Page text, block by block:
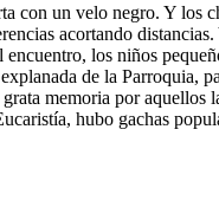
con un velo negro. Y los
acortando
los niños
de la Parroquia,
memoria por aquellos
hubo gachas